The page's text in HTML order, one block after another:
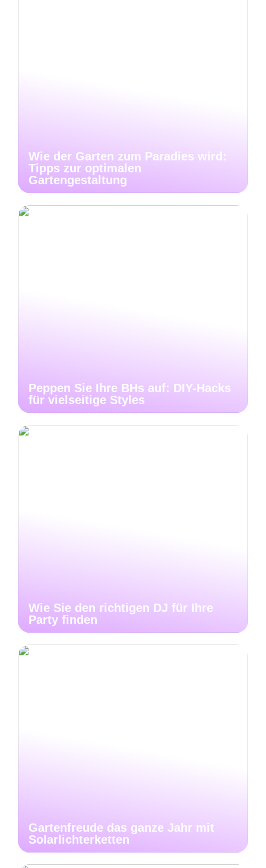
Wie der Garten zum Paradies wird:
Tipps zur optimalen
Gartengestaltung
Peppen Sie Ihre BHs auf: DIY-Hacks
für vielseitige Styles
Wie Sie den richtigen DJ für Ihre
Party finden
Gartenfreude das ganze Jahr mit
Solarlichterketten